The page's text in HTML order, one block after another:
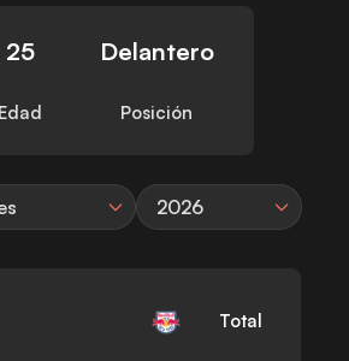
25
Edad
Delantero
Posición
2026
Total